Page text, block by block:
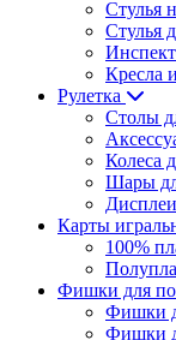
Стулья
Стулья
Кресла
Рулетка
Столы
Колеса
Шары
Карты
100%
Фишки для
Фишки
Фишки